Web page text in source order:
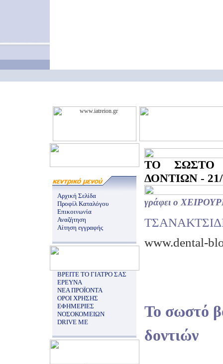
Αρχική Σελίδα
Προφίλ Καταλόγου
Επικοινωνία
Αναζήτηση
Αίτηση εγγραφής
ΒΡΕΙΤΕ ΤΟ ΓΙΑΤΡΟ ΣΑΣ
ΕΡΕΥΝΑ
ΝΕΑ ΠΡΟΪΟΝΤΑ
ΟΡΟΙ ΧΡΗΣΗΣ
ΕΦΗΜΕΡΙΕΣ
ΝΟΣΟΚΟΜΕΙΩΝ
DRIVE ME
ΤΟ ΣΩΣΤΟ
ΔΟΝΤΙΩΝ - 21/
γράφει ο
www.dental-
Το σωστό
δοντιών